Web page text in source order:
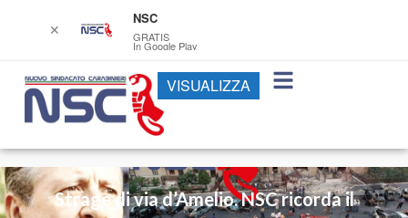
Strage di via d’Amelio. NSC ricorda il
✕
NSC
GRATIS
In Google Play
VISUALIZZA